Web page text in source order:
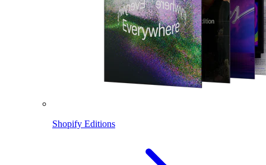
Shopify Editions